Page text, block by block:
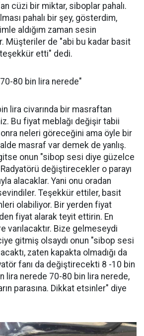
cüzi bir miktar, siboplar pahalı.
pahalı bir şey, gösterdim,
aldığım zaman sesin
Müşteriler de "abi bu kadar basit
etti" dedi.
80 bin lira nerede"
lira civarında bir masraftan
Bu fiyat meblağı değişir tabii
neleri göreceğini ama öyle bir
masraf var demek de yanlış.
onun "sibop sesi diye güzelce
değiştirecekler o parayı
alacaklar. Yani onu oradan
Teşekkür ettiler, basit
olabiliyor. Bir yerden fiyat
fiyat alarak teyit ettirin. En
varılacaktır. Bize gelmeseydi
gitmiş olsaydı onun "sibop sesi
zaten kapakta olmadığı da
fanı da değiştirecekti 8 -10 bin
lira nerede 70-80 bin lira nerede,
parasına. Dikkat etsinler" diye